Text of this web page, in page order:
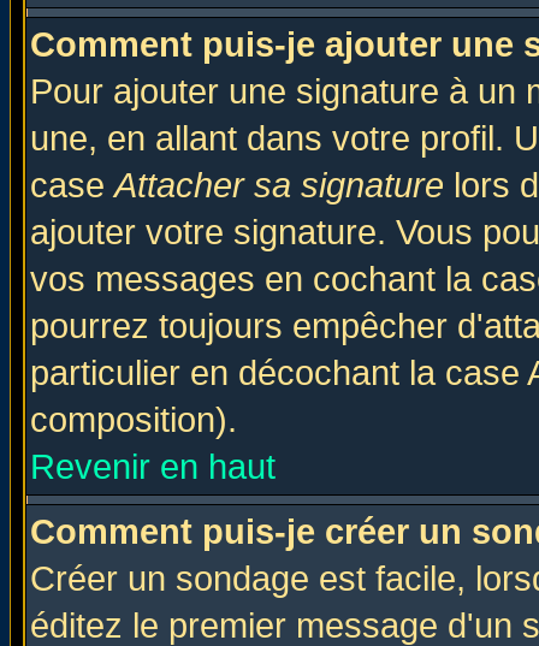
Comment puis-je ajouter une
Pour ajouter une signature à un
une, en allant dans votre profil.
caseAttacher sa signature lors
ajouter votre signature. Vous
vos messages en cochant la
pourrez toujours empêcher
particulier en décochant la
composition).
Revenir en haut
Comment puis-je créer un
Créer un sondage est facile,
éditez le premier message d'un